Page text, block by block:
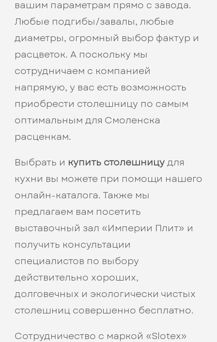
вашим параметрам прямо с завода.
Любые подгибы/завалы, любые
диаметры, огромный выбор фактур и
расцветок. А поскольку мы
сотрудничаем с компанией
напрямую, у вас есть возможность
приобрести столешницу по самым
оптимальным для Смоленска
расценкам.
Выбрать и купить столешницу для
кухни вы можете при помощи нашего
онлайн-каталога. Также мы
предлагаем вам посетить
выставочный зал «Империи Плит» и
получить консультации
специалистов по выбору
действительно хороших,
долговечных и экологически чистых
столешниц совершенно бесплатно.
Сотрудничество с маркой «Slotex»